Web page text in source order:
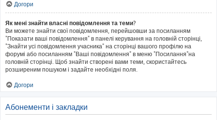
Догори
Як мені знайти власні повідомлення та теми?
Ви можете знайти свої повідомлення, перейшовши за посиланням
"Показати ваші повідомлення" в панелі керування на головній сторінці,
"Знайти усі повідомлення учасника" на сторінці вашого профілю на
форумі або посиланням "Ваші повідомлення" в меню "Посилання"на
головній сторінці. Щоб знайти створені вами теми, скористайтесь
розширеним пошуком і задайте необхідні поля.
Догори
Абонементи і закладки